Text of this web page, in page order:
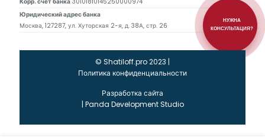
Юридический адрес банка
Москва, 127287, ул. Хуторская 2-я, д. 38А, стр. 26
НУЖНА
КОНСУЛЬТАЦИЯ?
© Shatiloff.pro 2023 |
Политика конфиденциальности
Разработка сайта
| Panda Development Studio